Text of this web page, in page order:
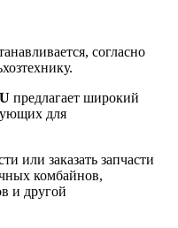
согласно
предлагает широкий
для
или заказать запчасти
комбайнов,
и другой